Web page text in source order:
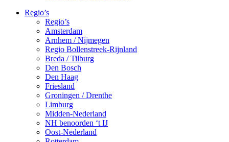
Regio’s
Regio’s
Amsterdam
Arnhem / Nijmegen
Regio Bollenstreek-Rijnland
Breda / Tilburg
Den Bosch
Den Haag
Friesland
Groningen / Drenthe
Limburg
Midden-Nederland
NH benoorden ‘t IJ
Oost-Nederland